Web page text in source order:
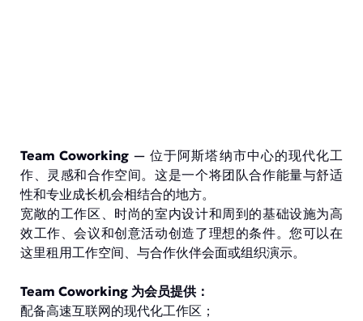
Team Coworking — 位于阿斯塔纳市中心的现代化工
作、灵感和合作空间。这是一个将团队合作能量与舒适
性和专业成长机会相结合的地方。
宽敞的工作区、时尚的室内设计和周到的基础设施为高
效工作、会议和创意活动创造了理想的条件。您可以在
这里租用工作空间、与合作伙伴会面或组织演示。
Team Coworking 为会员提供：
配备高速互联网的现代化工作区；